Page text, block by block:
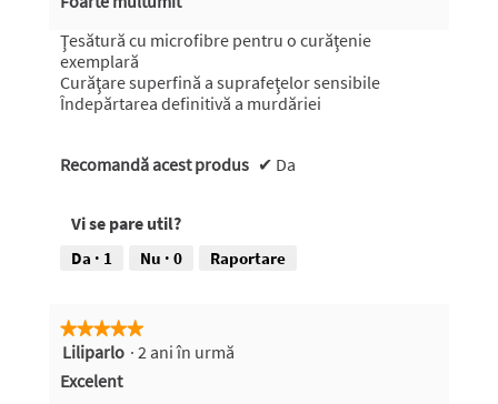
5
stele.
Ţesătură cu microfibre pentru o curăţenie
exemplară
Curăţare superfină a suprafeţelor sensibile
Îndepărtarea definitivă a murdăriei
Recomandă acest produs ✔ Da
Vi se pare util?
Da · 1 Nu · 0 Raportare
★★★★★
★★★★★
5
5
Liliparlo · 2 ani în urmă
Excelent